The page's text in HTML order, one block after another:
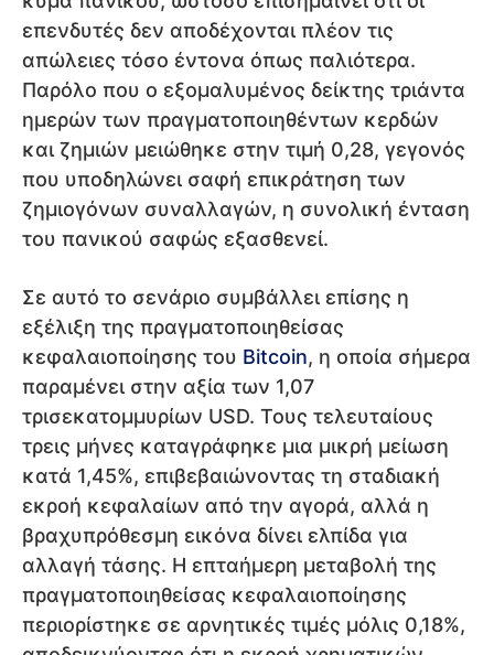
επενδυτές δεν αποδέχονται πλέον τις
απώλειες τόσο έντονα όπως παλιότερα.
Παρόλο που ο εξομαλυμένος δείκτης τριάντα
ημερών των πραγματοποιηθέντων κερδών
και ζημιών μειώθηκε στην τιμή 0,28, γεγονός
που υποδηλώνει σαφή επικράτηση των
ζημιογόνων συναλλαγών, η συνολική ένταση
του πανικού σαφώς εξασθενεί.
Σε αυτό το σενάριο συμβάλλει επίσης η
εξέλιξη της πραγματοποιηθείσας
κεφαλαιοποίησης του Bitcoin, η οποία σήμερα
παραμένει στην αξία των 1,07
τρισεκατομμυρίων USD. Τους τελευταίους
τρεις μήνες καταγράφηκε μια μικρή μείωση
κατά 1,45%, επιβεβαιώνοντας τη σταδιακή
εκροή κεφαλαίων από την αγορά, αλλά η
βραχυπρόθεσμη εικόνα δίνει ελπίδα για
αλλαγή τάσης. Η επταήμερη μεταβολή της
πραγματοποιηθείσας κεφαλαιοποίησης
περιορίστηκε σε αρνητικές τιμές μόλις 0,18%,